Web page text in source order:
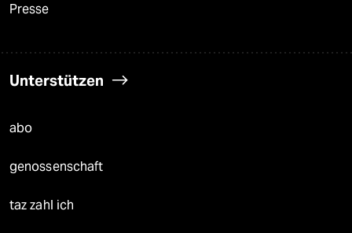
Presse
Unterstützen
abo
genossenschaft
taz zahl ich